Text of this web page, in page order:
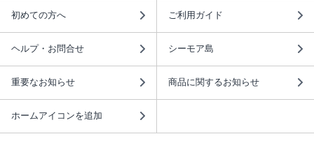
初めての方へ ご利用ガイド
ヘルプ・お問合せ シーモア島
重要なお知らせ 商品に関するお知らせ
ホームアイコンを追加